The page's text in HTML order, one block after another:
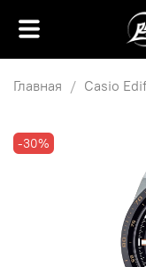
Главная Casio
-30%